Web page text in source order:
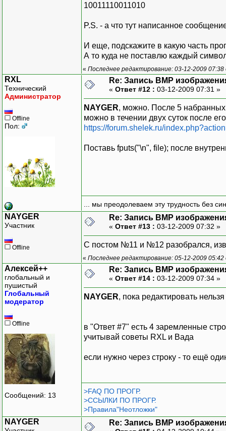
10011110011010
P.S. - а что тут написанное
И еще, подскажите в какую часть
А то куда не поставлю каждый
« Последнее редактирование: 03-12-2009
RXL
Технический
Администратор
Offline
Пол:
Re: Запись BMP
« Ответ #12 : 03-12-2009 07:31 »
NAYGER, можно. После 5 набранных
можно в течении двух суток после
https://forum.shelek.ru/
Поставь fputs("\n", file); после
... мы преодолеваем эту трудность без
NAYGER
Участник
Offline
Re: Запись BMP
« Ответ #13 : 03-12-2009 07:32 »
С постом №11 и №12 разобрался, изв
« Последнее редактирование: 05-12-2009
Алексей++
глобальный и
пушистый
Глобальный
модератор
Offline
Сообщений: 13
Re: Запись BMP
« Ответ #14 : 03-12-2009 07:34 »
NAYGER, пока редактировать
в "Ответ #7" есть 4 заремленные
учитывай советы RXL и Вада
если нужно через строку - то ещё
>FAQ ПО ПРОГР.
>ССЫЛКИ ПО ПРОГР.
>Правила"Неотложки"
NAYGER Re: Запись BMP